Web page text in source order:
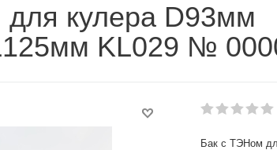
кулера D93мм
KL029 №
Бак с ТЭНом